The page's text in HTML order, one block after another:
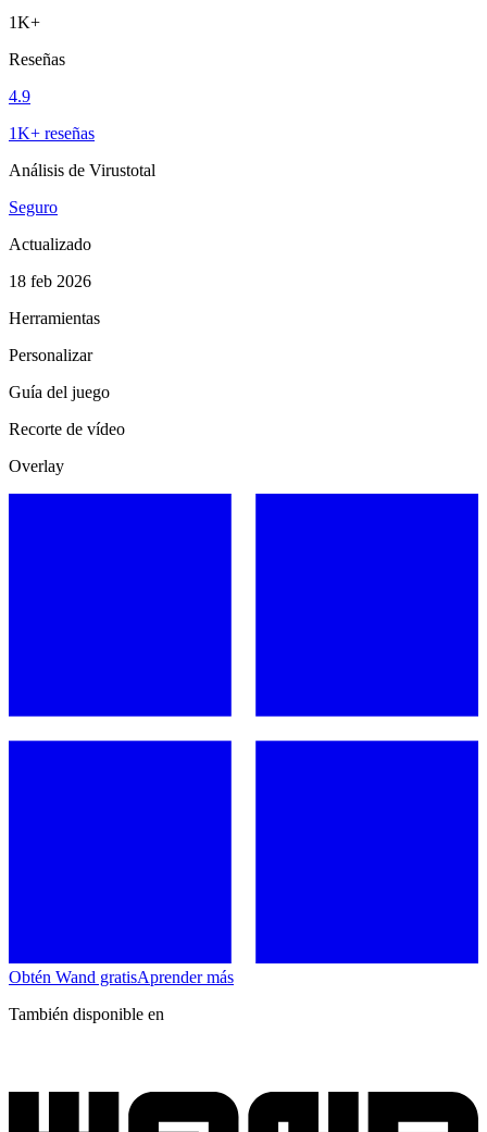
1K+
Reseñas
4.9
1K+ reseñas
Análisis de Virustotal
Seguro
Actualizado
18 feb 2026
Herramientas
Personalizar
Guía del juego
Recorte de vídeo
Overlay
Obtén Wand gratisAprender más
También disponible en